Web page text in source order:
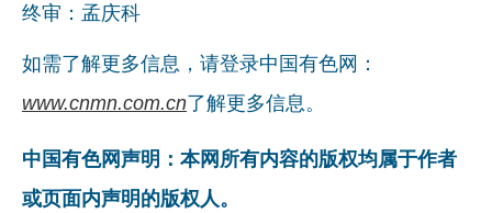
终审：孟庆科
如需了解更多信息，请登录中国有色网：
www.cnmn.com.cn了解更多信息。
中国有色网声明：本网所有内容的版权均属于作者
或页面内声明的版权人。